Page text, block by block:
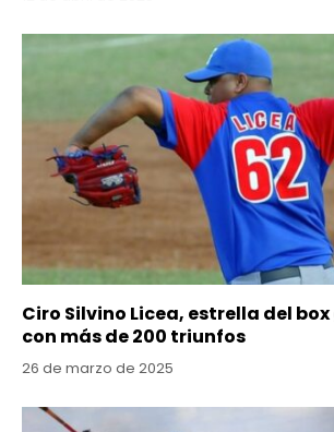
Ciro Silvino Licea, estrella del
con más de 200 triunfos
26 de marzo de 2025